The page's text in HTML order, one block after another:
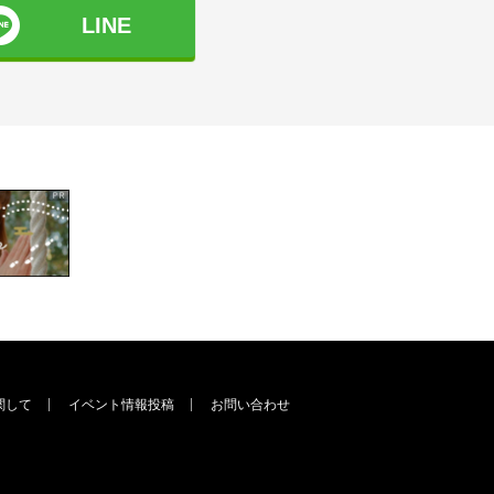
LINE
して イベント情報投稿 お問い合わせ